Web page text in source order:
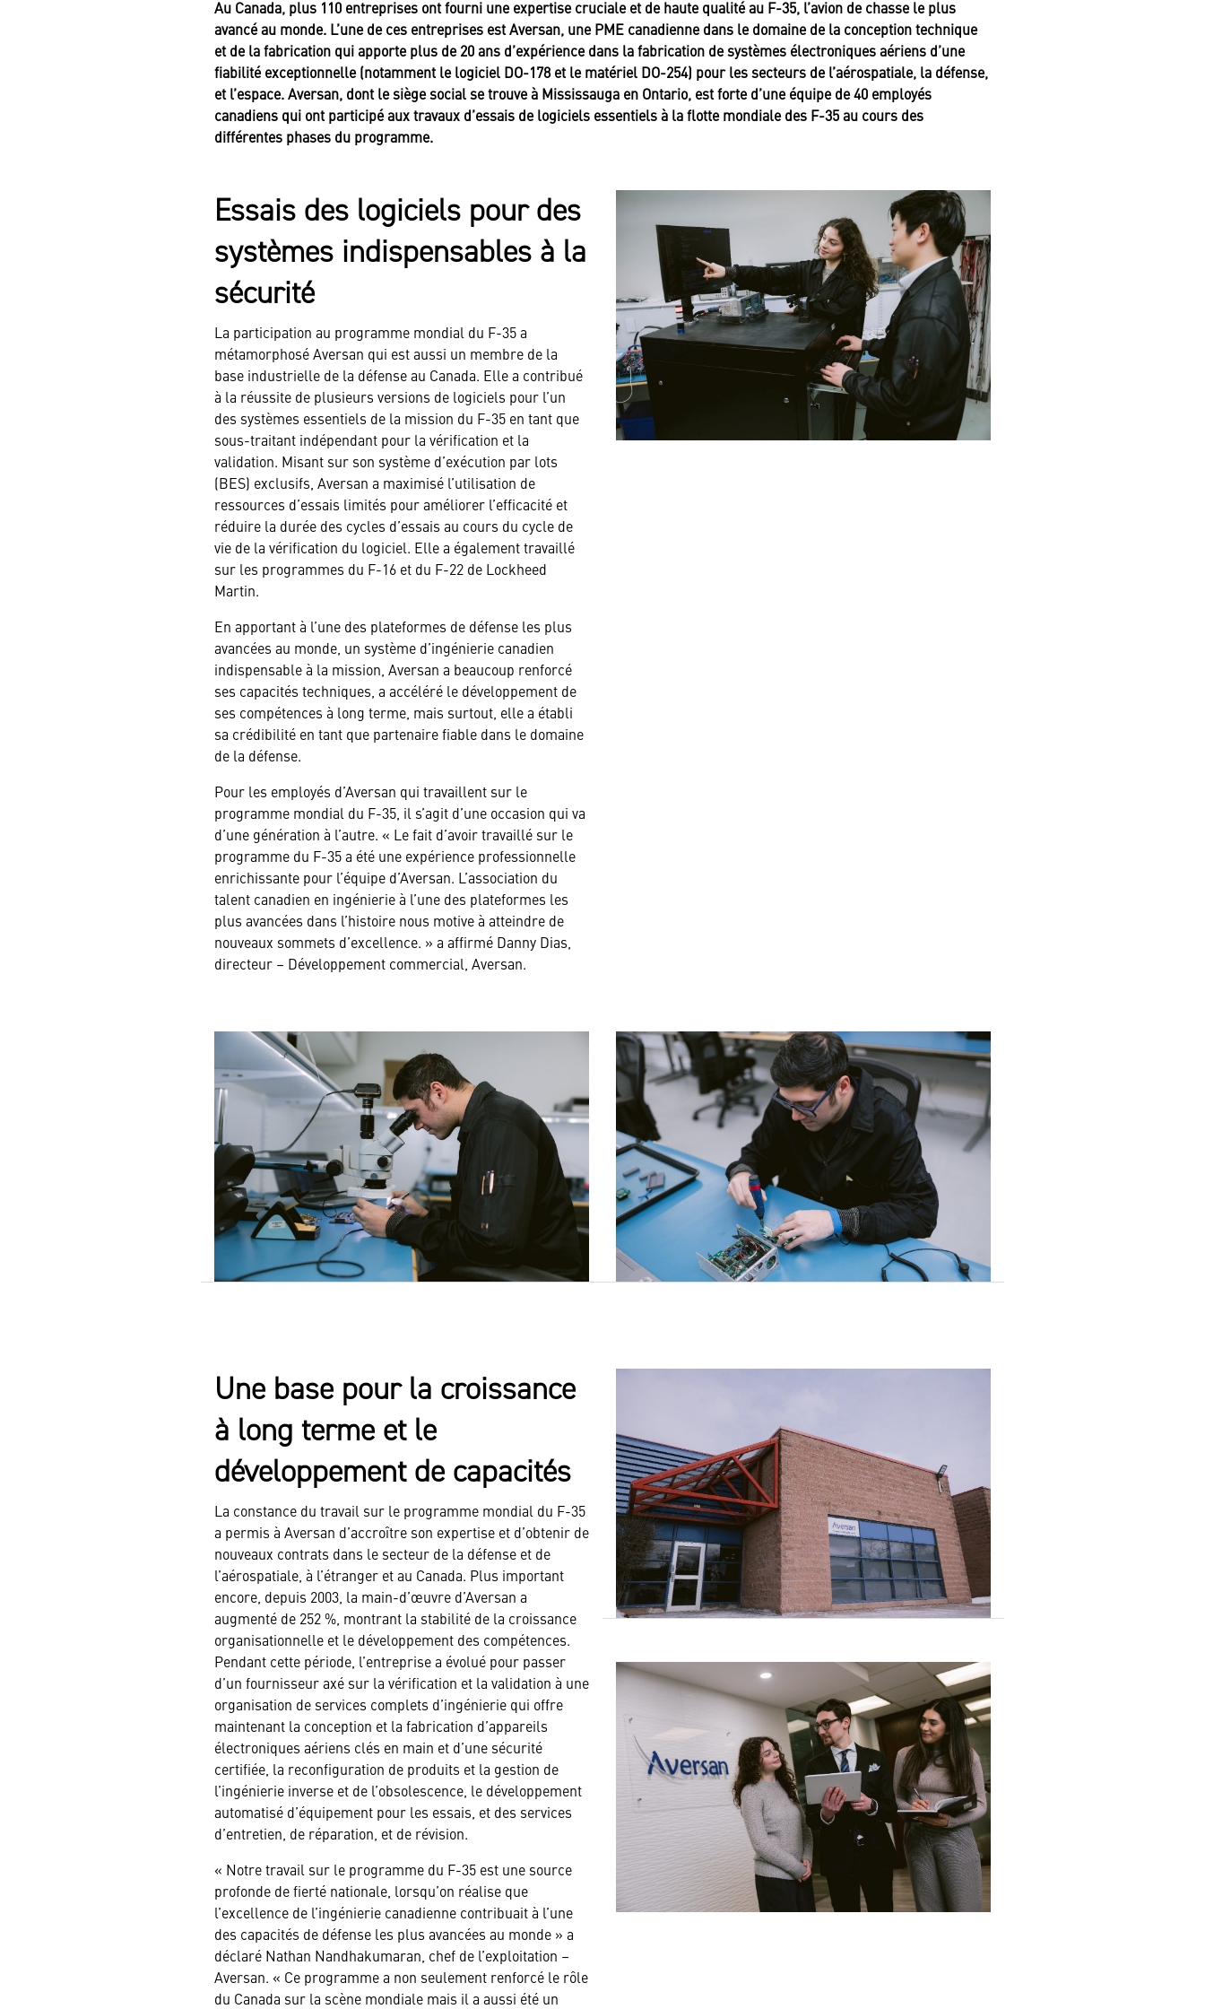
Au Canada, plus 110 entreprises ont fourni une expertise cruciale et de haute qualité au F-35, l’avion de chasse le plus
avancé au monde. L’une de ces entreprises est Aversan, une PME canadienne dans le domaine de la conception technique
et de la fabrication qui apporte plus de 20 ans d’expérience dans la fabrication de systèmes électroniques aériens d’une
fiabilité exceptionnelle (notamment le logiciel DO-178 et le matériel DO-254) pour les secteurs de l’aérospatiale, la défense,
et l’espace. Aversan, dont le siège social se trouve à Mississauga en Ontario, est forte d’une équipe de 40 employés
canadiens qui ont participé aux travaux d’essais de logiciels essentiels à la flotte mondiale des F-35 au cours des
différentes phases du programme.
Essais des logiciels pour des
systèmes indispensables à la
sécurité
La participation au programme mondial du F-35 a
métamorphosé Aversan qui est aussi un membre de la
base industrielle de la défense au Canada. Elle a contribué
à la réussite de plusieurs versions de logiciels pour l’un
des systèmes essentiels de la mission du F-35 en tant que
sous-traitant indépendant pour la vérification et la
validation. Misant sur son système d’exécution par lots
(BES) exclusifs, Aversan a maximisé l’utilisation de
ressources d’essais limités pour améliorer l’efficacité et
réduire la durée des cycles d’essais au cours du cycle de
vie de la vérification du logiciel. Elle a également travaillé
sur les programmes du F-16 et du F-22 de Lockheed
Martin.
En apportant à l’une des plateformes de défense les plus
avancées au monde, un système d’ingénierie canadien
indispensable à la mission, Aversan a beaucoup renforcé
ses capacités techniques, a accéléré le développement de
ses compétences à long terme, mais surtout, elle a établi
sa crédibilité en tant que partenaire fiable dans le domaine
de la défense.
Pour les employés d’Aversan qui travaillent sur le
programme mondial du F-35, il s’agit d’une occasion qui va
d’une génération à l’autre. « Le fait d’avoir travaillé sur le
programme du F-35 a été une expérience professionnelle
enrichissante pour l’équipe d’Aversan. L’association du
talent canadien en ingénierie à l’une des plateformes les
plus avancées dans l’histoire nous motive à atteindre de
nouveaux sommets d’excellence. » a affirmé Danny Dias,
directeur – Développement commercial, Aversan.
Une base pour la croissance
à long terme et le
développement de capacités
La constance du travail sur le programme mondial du F-35
a permis à Aversan d’accroître son expertise et d’obtenir de
nouveaux contrats dans le secteur de la défense et de
l’aérospatiale, à l’étranger et au Canada. Plus important
encore, depuis 2003, la main-d’œuvre d’Aversan a
augmenté de 252 %, montrant la stabilité de la croissance
organisationnelle et le développement des compétences.
Pendant cette période, l’entreprise a évolué pour passer
d’un fournisseur axé sur la vérification et la validation à une
organisation de services complets d’ingénierie qui offre
maintenant la conception et la fabrication d’appareils
électroniques aériens clés en main et d’une sécurité
certifiée, la reconfiguration de produits et la gestion de
l’ingénierie inverse et de l’obsolescence, le développement
automatisé d’équipement pour les essais, et des services
d’entretien, de réparation, et de révision.
« Notre travail sur le programme du F-35 est une source
profonde de fierté nationale, lorsqu’on réalise que
l’excellence de l’ingénierie canadienne contribuait à l’une
des capacités de défense les plus avancées au monde » a
déclaré Nathan Nandhakumaran, chef de l’exploitation –
Aversan. « Ce programme a non seulement renforcé le rôle
du Canada sur la scène mondiale mais il a aussi été un